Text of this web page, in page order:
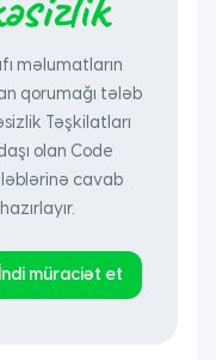
məlumatların
qorumağı tələb
Təşkilatları
olan Code
cavab
İndi müraciət et